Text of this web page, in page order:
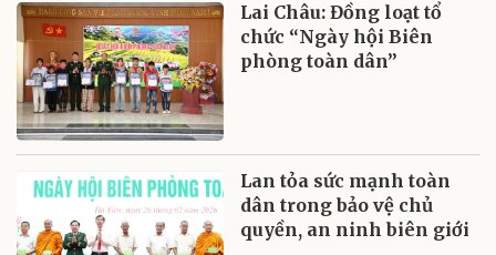
Lai Châu: Đồng loạt tổ
chức “Ngày hội Biên
phòng toàn dân”
Lan tỏa sức mạnh toàn
dân trong bảo vệ chủ
quyền, an ninh biên giới